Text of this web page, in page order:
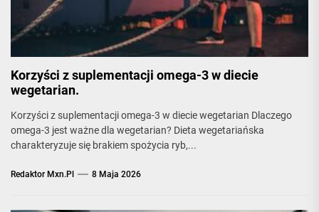
Korzyści z suplementacji omega-3 w diecie
wegetarian.
Korzyści z suplementacji omega-3 w diecie wegetarian Dlaczego
omega-3 jest ważne dla wegetarian? Dieta wegetariańska
charakteryzuje się brakiem spożycia ryb,...
Redaktor Mxn.pl 8 Maja 2026